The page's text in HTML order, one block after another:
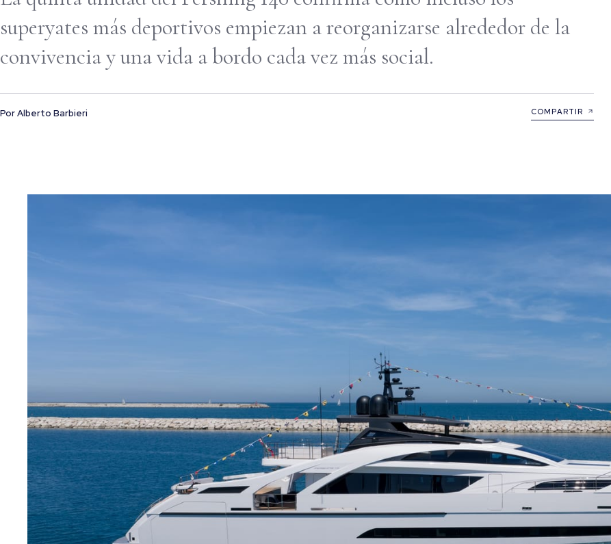
superyates más deportivos empiezan a reorganizarse alrededor de la
convivencia y una vida a bordo cada vez más social.
PorAlberto Barbieri COMPARTIR